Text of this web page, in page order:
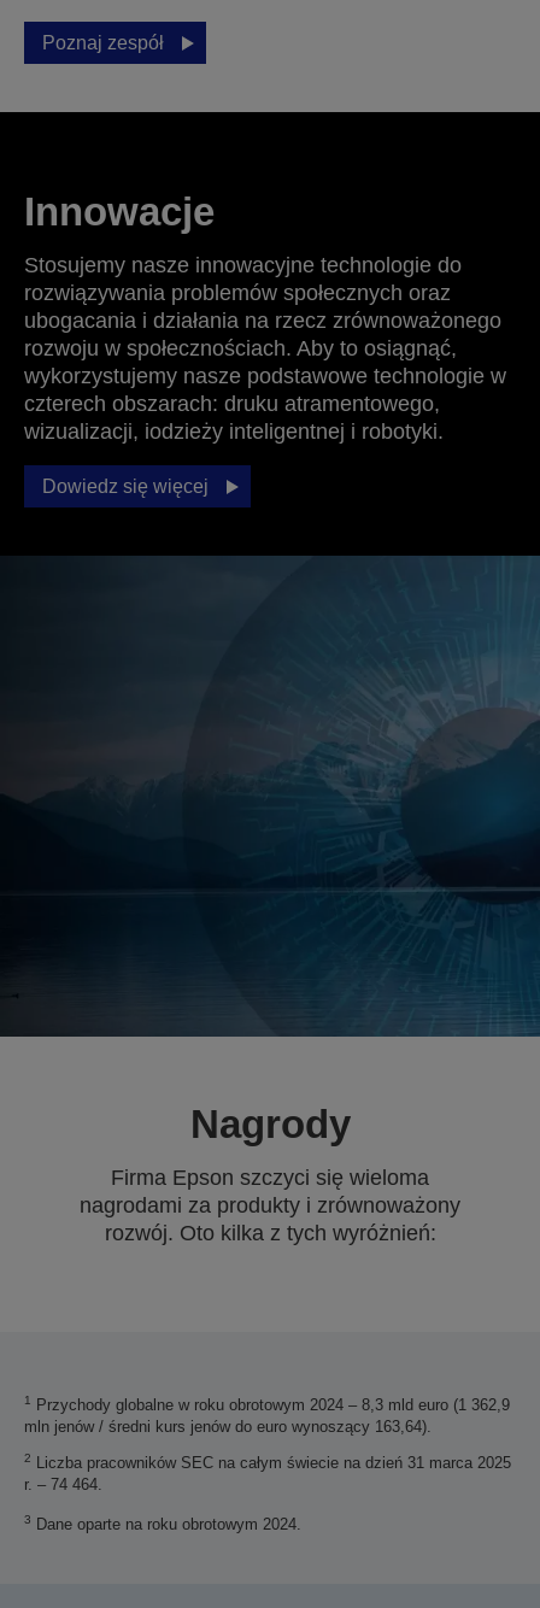
Poznaj zespół
Innowacje
Stosujemy nasze innowacyjne technologie do
rozwiązywania problemów społecznych oraz
ubogacania i działania na rzecz zrównoważonego
rozwoju w społecznościach. Aby to osiągnąć,
wykorzystujemy nasze podstawowe technologie w
czterech obszarach: druku atramentowego,
wizualizacji, iodzieży inteligentnej i robotyki.
Dowiedz się więcej
Nagrody
Firma Epson szczyci się wieloma
nagrodami za produkty i zrównoważony
rozwój. Oto kilka z tych wyróżnień:
1
Przychody globalne w roku obrotowym 2024 – 8,3 mld euro (1 362,9
mln jenów / średni kurs jenów do euro wynoszący 163,64).
2
Liczba pracowników SEC na całym świecie na dzień 31 marca 2025
r. – 74 464.
3 Dane oparte na roku obrotowym 2024.